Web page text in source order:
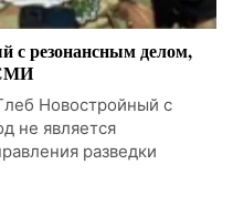
с резонансным делом,
Новостройный с
не является
разведки